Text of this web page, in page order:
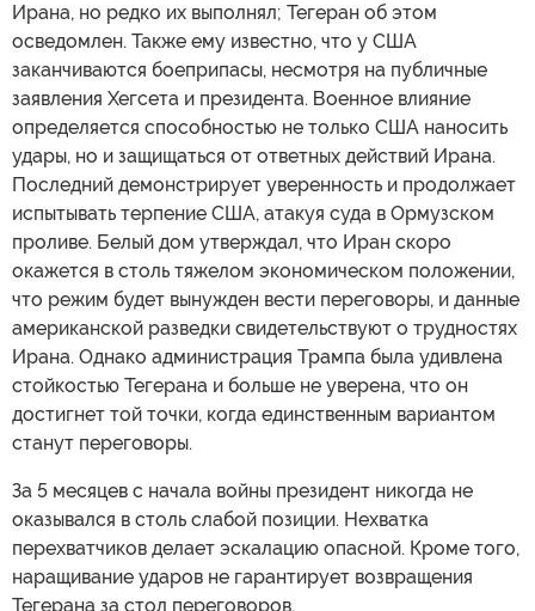
Ирана, но редко их выполнял; Тегеран об этом
осведомлен. Также ему известно, что у США
заканчиваются боеприпасы, несмотря на публичные
заявления Хегсета и президента. Военное влияние
определяется способностью не только США наносить
удары, но и защищаться от ответных действий Ирана.
Последний демонстрирует уверенность и продолжает
испытывать терпение США, атакуя суда в Ормузском
проливе. Белый дом утверждал, что Иран скоро
окажется в столь тяжелом экономическом положении,
что режим будет вынужден вести переговоры, и данные
американской разведки свидетельствуют о трудностях
Ирана. Однако администрация Трампа была удивлена
стойкостью Тегерана и больше не уверена, что он
достигнет той точки, когда единственным вариантом
станут переговоры.
За 5 месяцев с начала войны президент никогда не
оказывался в столь слабой позиции. Нехватка
перехватчиков делает эскалацию опасной. Кроме того,
наращивание ударов не гарантирует возвращения
Тегерана за стол переговоров.